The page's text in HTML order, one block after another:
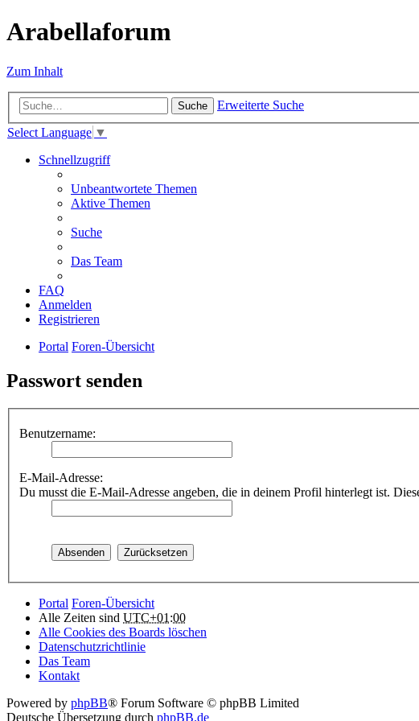
Arabellaforum
Zum Inhalt
Suche
Erweiterte Suche
Select Language ▼
Schnellzugriff
Unbeantwortete Themen
Aktive Themen
Suche
Das Team
FAQ
Anmelden
Registrieren
Portal Foren-Übersicht
Passwort senden
Benutzername:
E-Mail-Adresse:
Du musst die E-Mail-Adresse angeben, die in deinem Profil hinterlegt ist.
Portal Foren-Übersicht
Alle Zeiten sind UTC+01:00
Alle Cookies des Boards löschen
Datenschutzrichtlinie
Das Team
Kontakt
Powered by phpBB® Forum Software © phpBB Limited
Deutsche Übersetzung durch phpBB.de